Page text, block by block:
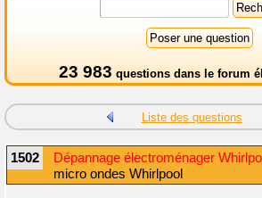
23 983 questions dans le forum
Liste des questions
1502 Dépannage électroménager
micro ondes Whirlpool